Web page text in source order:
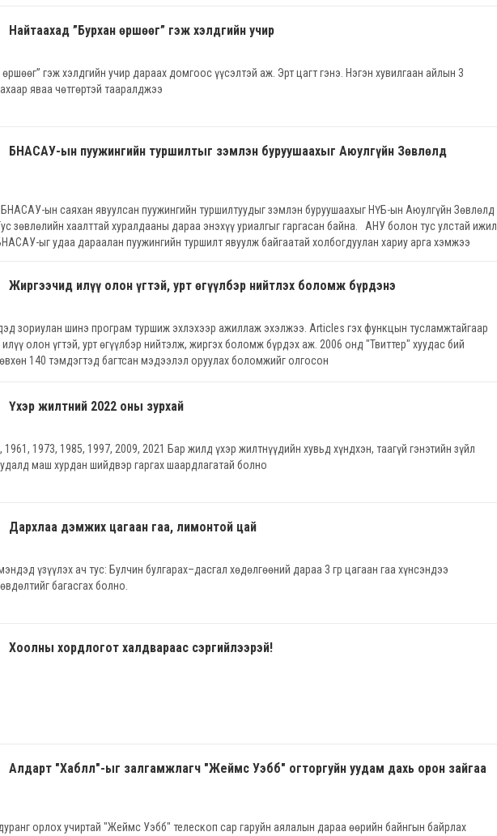
Найтаахад ”Бурхан өршөөг” гэж хэлдгийн учир
гэж хэлдгийн учир дараах домгоос үүсэлтэй аж. Эрт цагт гэнэ. Нэгэн хувилгаан айлын 3
яваа чөтгөртэй тааралджээ
БНАСАУ-ын пуужингийн туршилтыг зэмлэн буруушаахыг Аюулгүйн Зөвлөлд
ын саяхан явуулсан пуужингийн туршилтуудыг зэмлэн буруушаахыг НҮБ-ын Аюулгүйн Зөвлөлд
зөвлөлийн хаалттай хуралдааны дараа энэхүү уриалгыг гаргасан байна. АНУ болон тус улстай ижил
ыг удаа дараалан пуужингийн туршилт явуулж байгаатай холбогдуулан хариу арга хэмжээ
Жиргээчид илүү олон үгтэй, урт өгүүлбэр нийтлэх боломж бүрдэнэ
зориулан шинэ програм туршиж эхлэхээр ажиллаж эхэлжээ. Articles гэх функцын тусламжтайгаар
олон үгтэй, урт өгүүлбэр нийтэлж, жиргэх боломж бүрдэх аж. 2006 онд "Твиттер" хуудас бий
140 тэмдэгтэд багтсан мэдээлэл оруулах боломжийг олгосон
Үхэр жилтний 2022 оны зурхай
1973, 1985, 1997, 2009, 2021 Бар жилд үхэр жилтнүүдийн хувьд хүндхэн, таагүй гэнэтийн зүйл
маш хурдан шийдвэр гаргах шаардлагатай болно
Дархлаа дэмжих цагаан гаа, лимонтой цай
үзүүлэх ач тус: Булчин булгарах–дасгал хөдөлгөөний дараа 3 гр цагаан гаа хүнсэндээ
багасгах болно.
Хоолны хордлогот халдвараас сэргийлээрэй!
Алдарт "Хаблл"-ыг залгамжлагч "Жеймс Уэбб" огторгуйн уудам дахь орон зайгаа
орлох учиртай "Жеймс Уэбб" телескоп сар гаруйн аялалын дараа өөрийн байнгын байрлах